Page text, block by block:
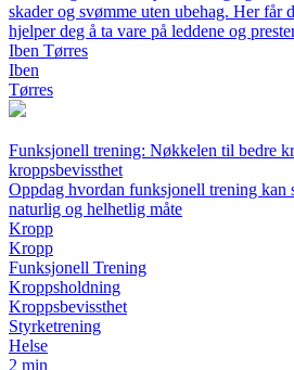
skader og svømme uten ubehag. Her får
hjelper deg å ta vare på leddene og
Iben Tørres
Iben
Tørres
Funksjonell trening: Nøkkelen til bedre
kroppsbevissthet
Oppdag hvordan funksjonell trening kan
naturlig og helhetlig måte
Kropp
Kropp
Funksjonell Trening
Kroppsholdning
Kroppsbevissthet
Styrketrening
Helse
2 min